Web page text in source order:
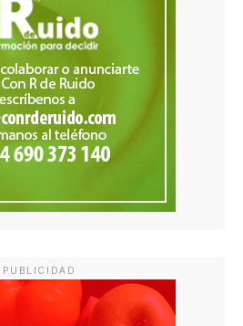
PUBLICIDAD